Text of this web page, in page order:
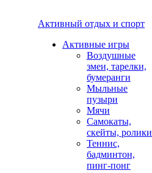
Активный отдых и спорт
Активные игры
Воздушные
змеи, тарелки,
бумеранги
Мыльные
пузыри
Мячи
Самокаты,
скейты, ролики
Теннис,
бадминтон,
пинг-понг